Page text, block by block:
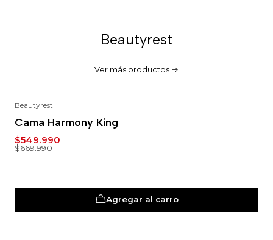
Beautyrest
Ver más productos
Beautyrest
Cama Harmony King
$549.990
$669.990
Agregar al carro